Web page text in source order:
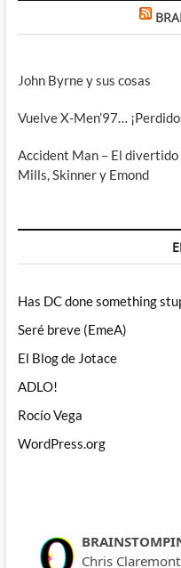
John Byrne y sus cosas
Vuelve X-Men’97…
Accident Man – El divertido
Mills, Skinner y Emond
Has DC done something
Seré breve (EmeA)
El Blog de Jotace
ADLO!
Rocío Vega
WordPress.org